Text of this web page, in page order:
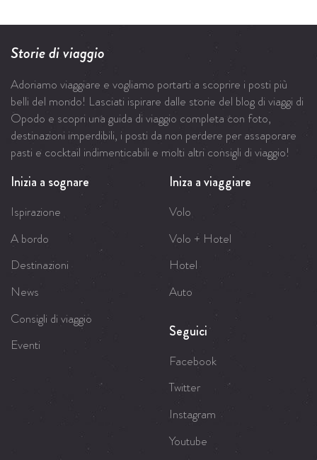
Storie di viaggio
Adoriamo viaggiare e vogliamo portarti a scoprire i posti più
belli del mondo! Lasciati ispirare dalle storie del blog di viaggi di
Opodo e scopri una guida di viaggio completa con foto,
destinazioni imperdibili, i posti da non perdere per assaporare
pasti e cocktail indimenticabili e molti altri consigli di viaggio!
Inizia a sognare
Ispirazione
A bordo
Destinazioni
News
Consigli di viaggio
Eventi
Iniza a viaggiare
Volo
Volo + Hotel
Hotel
Auto
Seguici
Facebook
Twitter
Instagram
Youtube